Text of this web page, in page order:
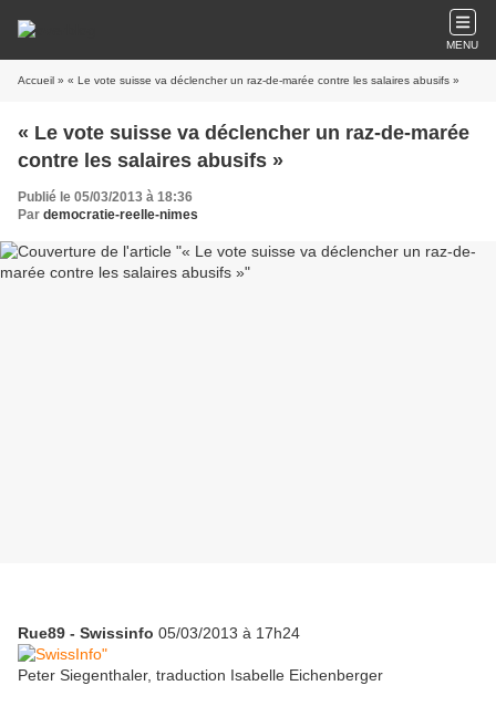
MENU
Accueil » « Le vote suisse va déclencher un raz-de-marée contre les salaires abusifs »
« Le vote suisse va déclencher un raz-de-marée
contre les salaires abusifs »
Publié le 05/03/2013 à 18:36
Par democratie-reelle-nimes
Rue89 - Swissinfo 05/03/2013 à 17h24
Peter Siegenthaler, traduction Isabelle Eichenberger